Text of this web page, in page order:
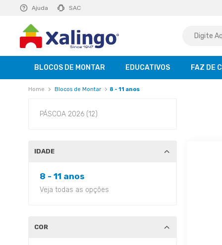
Ajuda SAC
R$ 129,99 saiba mais
BLOCOS DE MONTAR EDUCATIVOS FAZ DE
Blocos de Montar 8 - 11 anos
PÁSCOA 2026 (12)
IDADE
8 - 11 anos
Veja todas as opções
COR